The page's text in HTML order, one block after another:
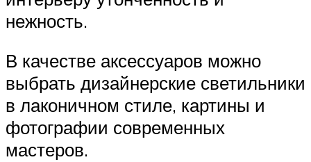
нежность.
В качестве аксессуаров можно
выбрать дизайнерские светильники
в лаконичном стиле, картины и
фотографии современных
мастеров.